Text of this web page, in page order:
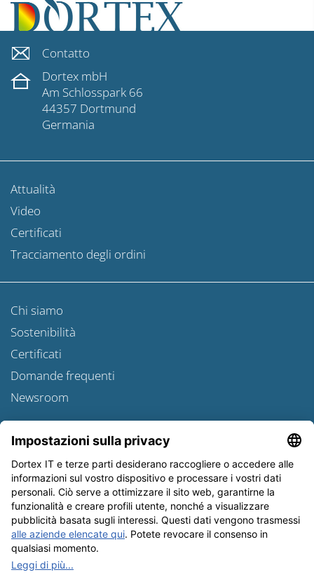
Contatto
Dortex mbH
Am Schlosspark 66
44357 Dortmund
Germania
Attualità
Video
Certificati
Tracciamento degli ordini
Chi siamo
Sostenibilità
Certificati
Domande frequenti
Newsroom
Informativa sulle spedizioni
Newsletter
Tutela dei dati
Condizioni Generali
Editoriale